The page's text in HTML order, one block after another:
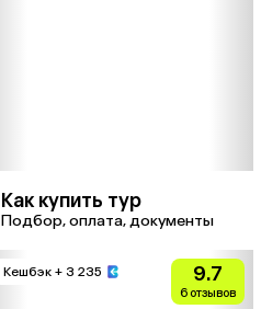
Как купить тур
Подбор, оплата, документы
Кешбэк + 3 235 9.7
6 отзывов